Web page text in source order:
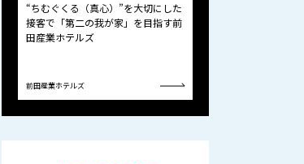
“ちむぐくる（真心）”を大切にした
接客で「第二の我が家」を目指す前
田産業ホテルズ
前田産業ホテルズ